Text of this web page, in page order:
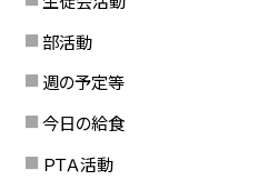
部活動
週の予定等
今日の給食
ＰＴＡ活動